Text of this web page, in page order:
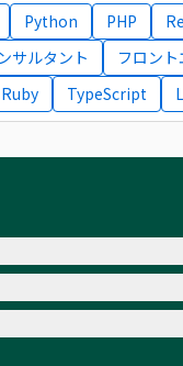
Python PHP
サルタント
フロン
Ruby
TypeScript